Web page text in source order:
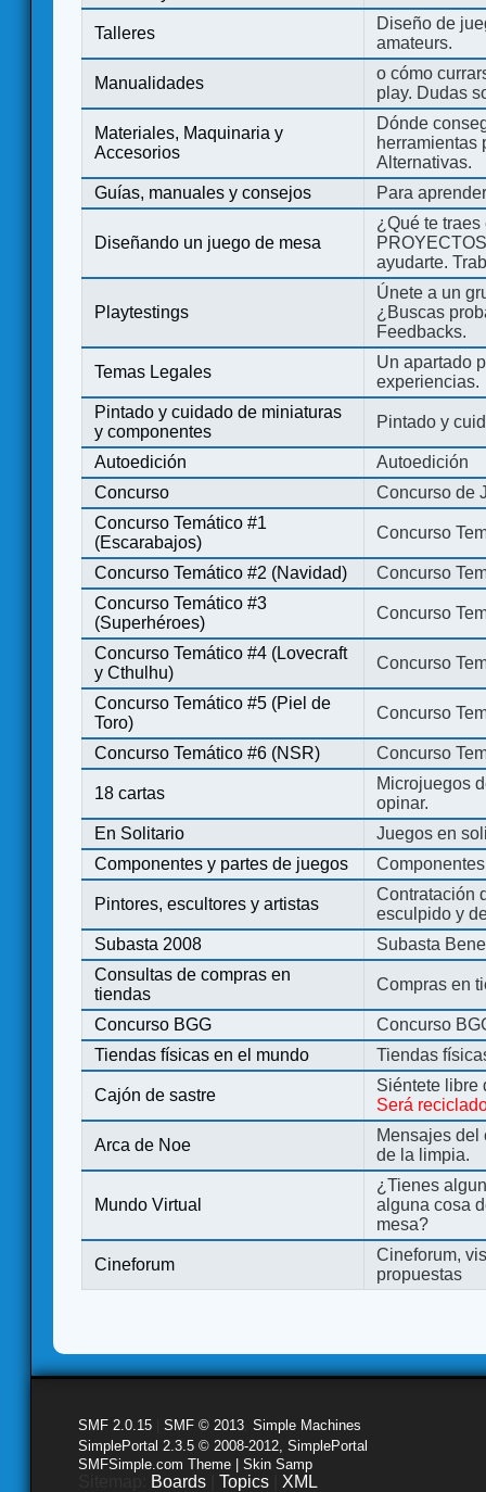
Talleres
Diseño de
amateurs.
Manualidades
o cómo
play. Dudas
Materiales, Maquinaria y
Accesorios
Dónde
herramientas
Alternativas.
Guías, manuales y consejos
Para
Diseñando un juego de mesa
¿Qué te
ayudarte.
Playtestings
Únete a un
¿Buscas
Feedbacks.
Temas Legales
Un apartado
experiencias.
Pintado y cuidado de miniaturas
y componentes
Pintado y
Autoedición
Autoedición
Concurso
Concurso de
Concurso Temático #1
(Escarabajos)
Concurso
Concurso Temático #2 (Navidad)
Concurso
Concurso Temático #3
(Superhéroes)
Concurso
Concurso Temático #4 (Lovecraft
y Cthulhu)
Concurso
Concurso Temático #5 (Piel de
Toro)
Concurso
Concurso Temático #6 (NSR) Concurso
18 cartas
Microjuegos
opinar.
En Solitario
Juegos en
Componentes y partes de juegos
Pintores, escultores y artistas
Contratación
esculpido y
Subasta 2008
Subasta
Consultas de compras en
tiendas
Compras en
Concurso BGG
Concurso
Tiendas físicas en el mundo
Tiendas
Cajón de sastre
Siéntete libre
Será
Arca de Noe
Mensajes del
de la limpia.
Mundo Virtual
¿Tienes
alguna cosa
mesa?
Cineforum
Cineforum,
propuestas
SMF 2.0.15 SMF © 2013 Simple Machines
SimplePortal 2.3.5 © 2008-2012, SimplePortal
SMFSimple.com Theme | Skin Samp
Boards Topics XML